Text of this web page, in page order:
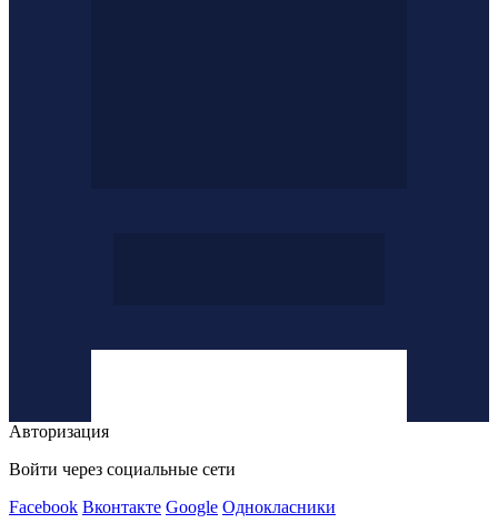
Авторизация
Войти через социальные сети
Facebook Вконтакте Google Однокласники